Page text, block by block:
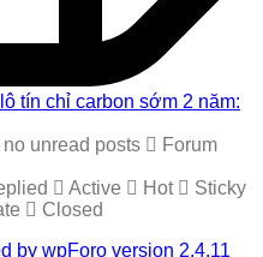
tín chỉ carbon sớm 2 năm:
unread posts
Forum
Active Hot
Sticky
Closed
by wpForo version 2.4.11